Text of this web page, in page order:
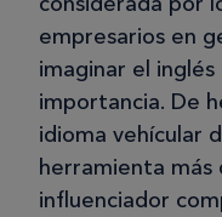
empresarios en
imaginar el
importancia. De
idioma vehícular
herramienta más
influenciador